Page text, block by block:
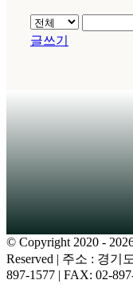
글쓰기
© Copyright 2020 -
Reserved | 주소 : 경기
897-1577 | FAX: 02-